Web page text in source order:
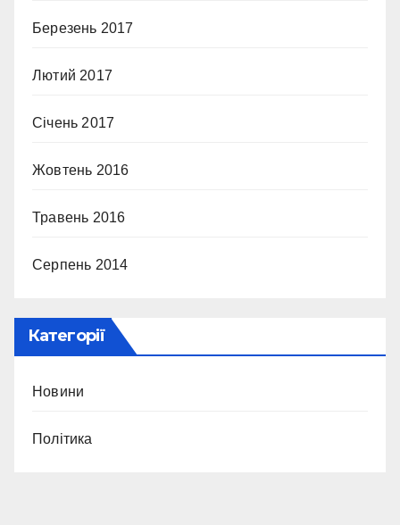
Березень 2017
Лютий 2017
Січень 2017
Жовтень 2016
Травень 2016
Серпень 2014
Категорії
Новини
Політика